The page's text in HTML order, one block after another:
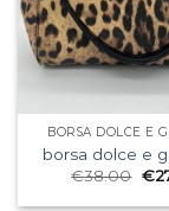
BORSA DOLCE E
borsa dolce e
€38.00 €